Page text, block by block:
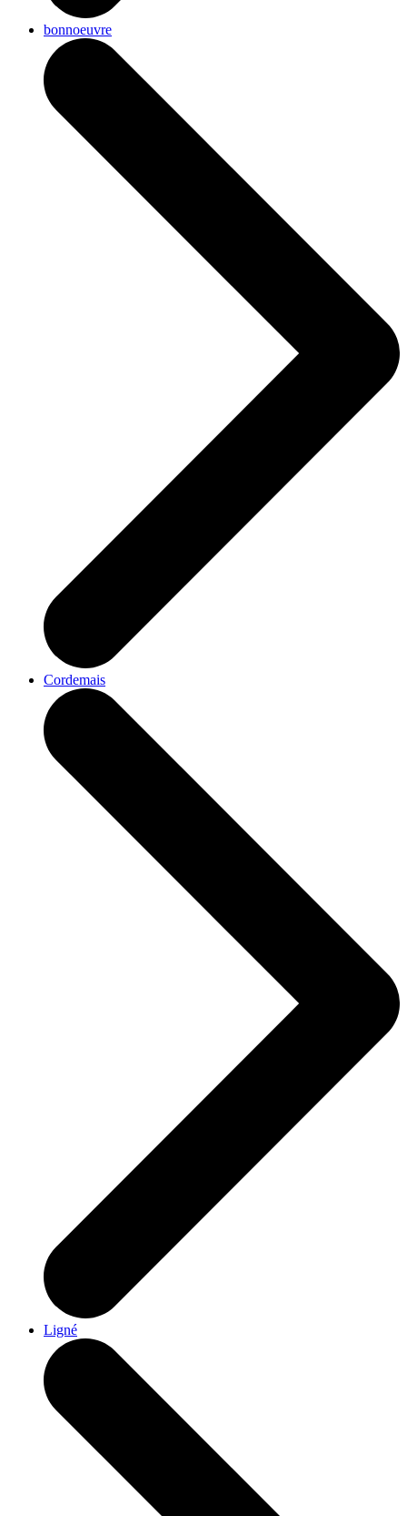
bonnoeuvre
Cordemais
Ligné